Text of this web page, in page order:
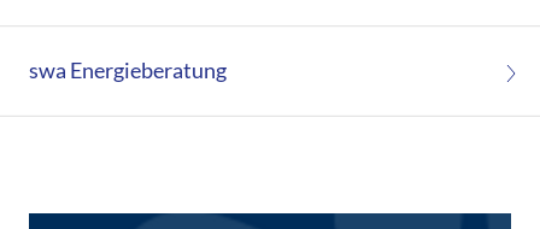
swa Energieberatung